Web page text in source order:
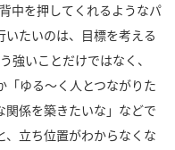
中を押してくれるようなパ
たいのは、目標を考える
強いことだけではなく、
「ゆる～く人とつながりた
係を築きたいな」などで
、立ち位置がわからなくな